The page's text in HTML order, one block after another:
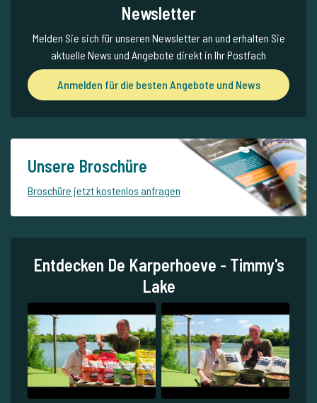
Newsletter
Melden Sie sich für unseren Newsletter an und erhalten Sie
aktuelle News und Angebote direkt in Ihr Postfach
Anmelden für die besten Angebote und News
Unsere Broschüre
Broschüre jetzt kostenlos anfragen
Entdecken De Karperhoeve - Timmy's
Lake